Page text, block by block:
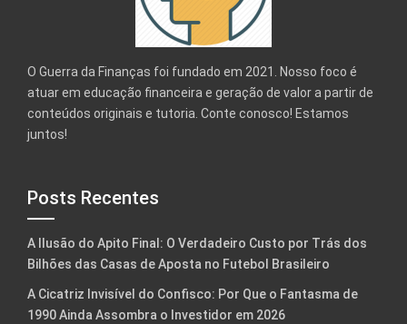
O Guerra da Finanças foi fundado em 2021. Nosso foco é
atuar em educação financeira e geração de valor a partir de
conteúdos originais e tutoria. Conte conosco! Estamos
juntos!
Posts Recentes
A Ilusão do Apito Final: O Verdadeiro Custo por Trás dos
Bilhões das Casas de Aposta no Futebol Brasileiro
A Cicatriz Invisível do Confisco: Por Que o Fantasma de
1990 Ainda Assombra o Investidor em 2026